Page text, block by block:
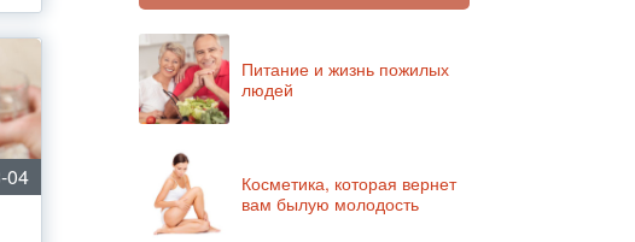
04
Питание и жизнь пожилых
людей
Косметика, которая вернет
вам былую молодость